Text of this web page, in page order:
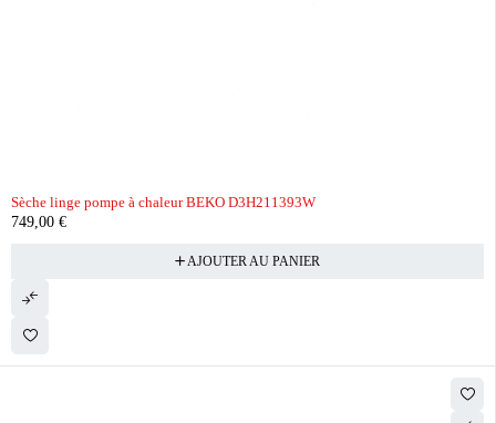
Sèche linge pompe à chaleur BEKO D3H211393W
749,00 €
AJOUTER AU PANIER